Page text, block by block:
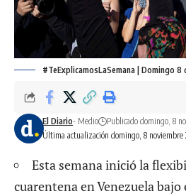
#TeExplicamosLaSemana | Domingo 8
Última actualización domingo, 8 noviembre
El Diario- Medio Publicado domingo, 8
Esta semana inició la
cuarentena en Venezuela